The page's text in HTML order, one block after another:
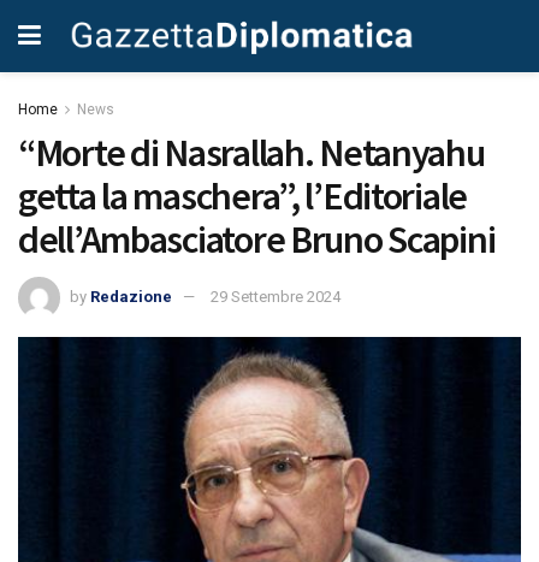
Home News
“Morte di Nasrallah. Netanyahu
getta la maschera”, l’Editoriale
dell’Ambasciatore Bruno Scapini
by Redazione 29 Settembre 2024